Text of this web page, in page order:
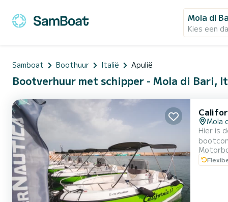
Mola di
Kies een
Samboat Boothuur Italië Apulië
Bootverhuur met schipper - Mola di Bari,
Mola
Hier is
comfort